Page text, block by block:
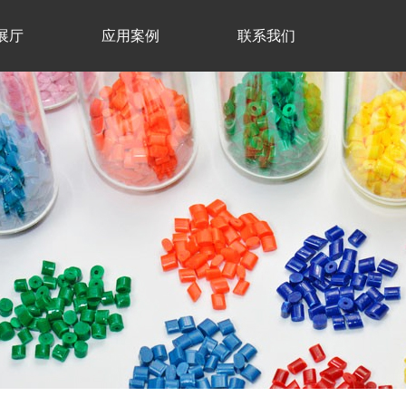
厅 应用案例 联系我们